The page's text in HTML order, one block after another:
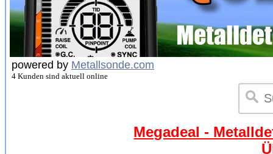
powered by Metallsonde.com
4 Kunden sind aktuell online
Megadeal -